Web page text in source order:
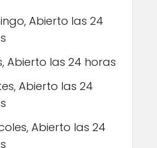
Abierto las 24
Abierto las 24 horas
Abierto las 24
Abierto las 24